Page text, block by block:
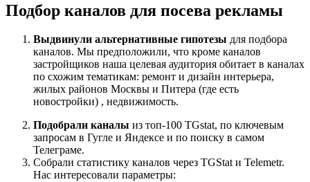
Подбор каналов для посева рекламы
Выдвинули альтернативные гипотезы для подбора
каналов. Мы предположили, что кроме каналов
застройщиков наша целевая аудитория обитает в каналах
по схожим тематикам: ремонт и дизайн интерьера,
жилых районов Москвы и Питера (где есть
новостройки) , недвижимость.
Подобрали каналы из топ-100 TGstat, по ключевым
запросам в Гугле и Яндексе и по поиску в самом
Телеграме.
Собрали статистику каналов через TGStat и Telemetr.
Нас интересовали параметры: